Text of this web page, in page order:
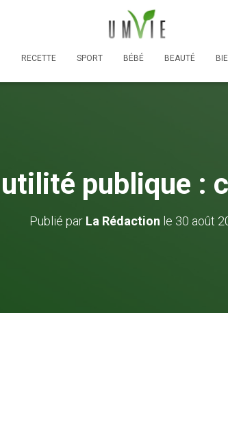
RECETTE SPORT BÉBÉ BEAUTÉ
publique :
Publié par La Rédaction le 30 août